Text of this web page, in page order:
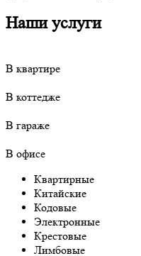
Наши услуги
В квартире
В коттедже
В гараже
В офисе
Квартирные
Китайские
Кодовые
Электронные
Крестовые
Лимбовые